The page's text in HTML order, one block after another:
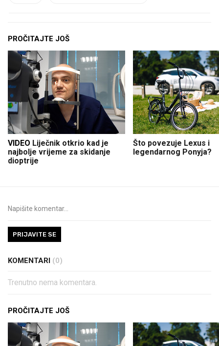
PROČITAJTE JOŠ
VIDEO
najbolje vrijeme za skidanje
dioptrije
Što povezuje Lexus i
legendarnog Ponyja?
PRIJAVITE SE
KOMENTARI (0)
Trenutno nema komentara.
PROČITAJTE JOŠ